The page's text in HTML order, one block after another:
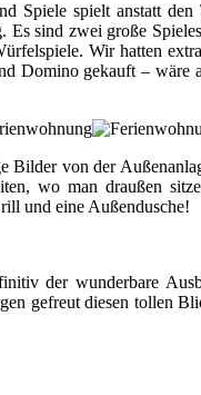
Spiele spielt anstatt
Es sind zwei große
Wir hatten
Domino gekauft – wäre
Bilder von der
wo man draußen
und eine Außendusche!
der wunderbare
gefreut diesen tollen